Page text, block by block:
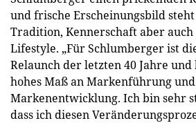
und frische Erscheinungsbild
Tradition, Kennerschaft aber
Lifestyle. „Für Schlumberger ist
Relaunch der letzten 40 Jahre
hohes Maß an Markenführung und
Markenentwicklung. Ich bin sehr
dass ich diesen